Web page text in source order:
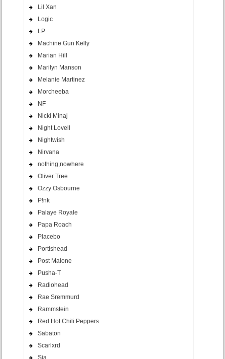
Lil Xan
Logic
LP
Machine Gun Kelly
Marian Hill
Marilyn Manson
Melanie Martinez
Morcheeba
NF
Nicki Minaj
Night Lovell
Nightwish
Nirvana
nothing,nowhere
Oliver Tree
Ozzy Osbourne
P!nk
Palaye Royale
Papa Roach
Placebo
Portishead
Post Malone
Pusha-T
Radiohead
Rae Sremmurd
Rammstein
Red Hot Chili Peppers
Sabaton
Scarlxrd
Sia